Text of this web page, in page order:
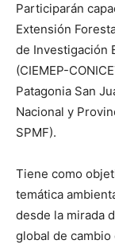
Participarán
Extensión
de Investigación
(CIEMEP-
Patagonia San
Nacional y
SPMF).
Tiene como
temática
desde la mirada
global de